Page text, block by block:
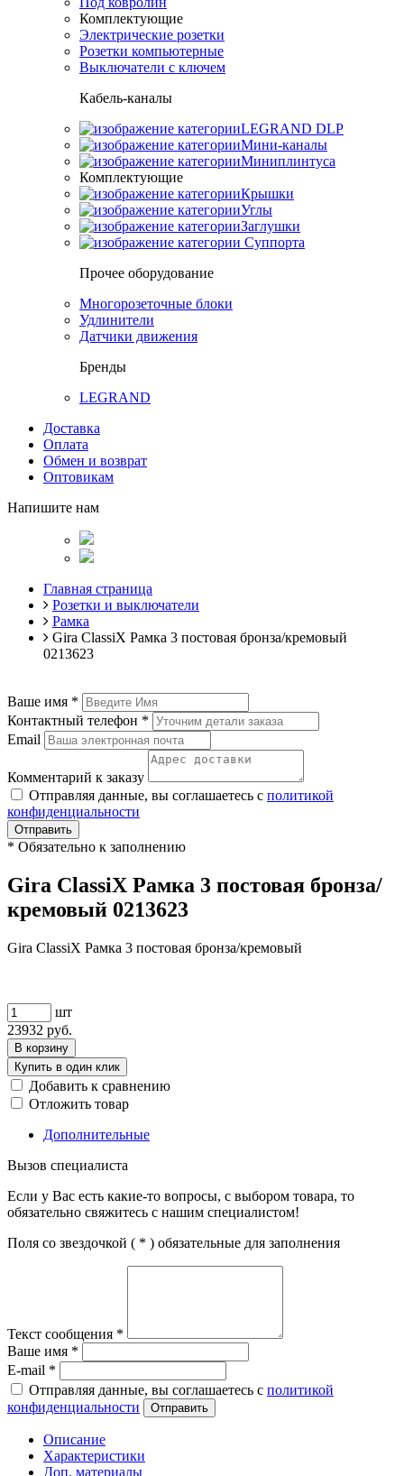
Комплектующие
Электрические розетки
Розетки компьютерные
Выключатели с ключем
Кабель-каналы
LEGRAND DLP
Мини-каналы
Миниплинтуса
Комплектующие
Крышки
Углы
Заглушки
Суппорта
Прочее оборудование
Многорозеточные блоки
Удлинители
Датчики движения
Бренды
LEGRAND
Доставка
Оплата
Обмен и возврат
Оптовикам
Напишите нам
Главная страница
Розетки и выключатели
Рамка
Gira ClassiX Рамка 3 постовая бронза/кремовый
0213623
Ваше имя *
Контактный телефон *
Email
Комментарий к заказу
Отправляя данные, вы соглашаетесь с политикой
конфиденциальности
Отправить
* Обязательно к заполнению
Gira ClassiX Рамка 3 постовая бронза/
кремовый 0213623
Gira ClassiX Рамка 3 постовая бронза/кремовый
шт
23932 руб.
В корзину
Купить в один клик
Добавить к сравнению
Отложить товар
Дополнительные
Вызов специалиста
Если у Вас есть какие-то вопросы, с выбором товара, то
обязательно свяжитесь с нашим специалистом!
Поля со звездочкой ( * ) обязательные для заполнения
Текст сообщения *
Ваше имя *
E-mail *
Отправляя данные, вы соглашаетесь с политикой
конфиденциальности
Отправить
Описание
Характеристики
Доп. материалы